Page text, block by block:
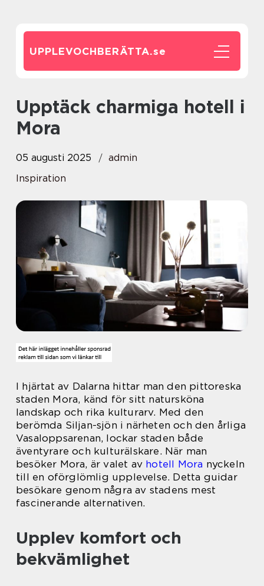
UPPLEVOCHBERÄTTA.se
Upptäck charmiga hotell i
Mora
05 augusti 2025
admin
Inspiration
I hjärtat av Dalarna hittar man den pittoreska
staden Mora, känd för sitt natursköna
landskap och rika kulturarv. Med den
berömda Siljan-sjön i närheten och den årliga
Vasaloppsarenan, lockar staden både
äventyrare och kulturälskare. När man
besöker Mora, är valet av hotell Mora nyckeln
till en oförglömlig upplevelse. Detta guidar
besökare genom några av stadens mest
fascinerande alternativen.
Upplev komfort och
bekvämlighet